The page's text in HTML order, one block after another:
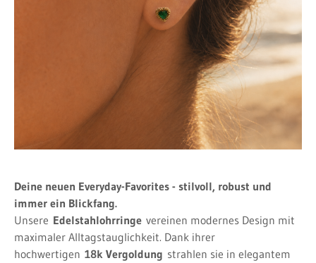
Deine neuen Everyday-Favorites - stilvoll, robust und
immer ein Blickfang.
Unsere Edelstahlohrringe vereinen modernes Design mit
maximaler Alltagstauglichkeit. Dank ihrer
hochwertigen 18k Vergoldung strahlen sie in elegantem